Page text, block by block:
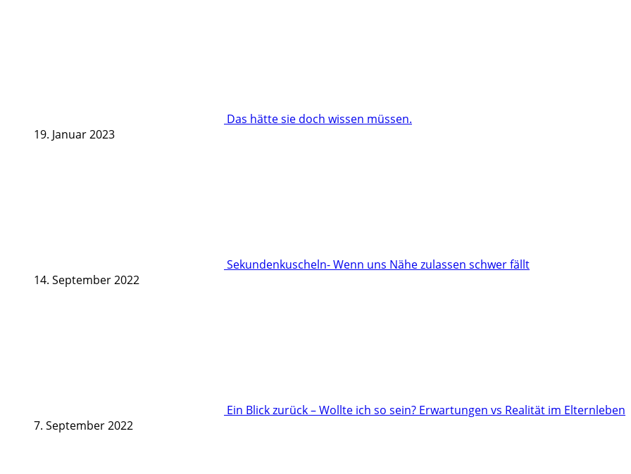
Das hätte sie doch wissen müssen.
19. Januar 2023
Sekundenkuscheln- Wenn uns Nähe zulassen schwer fällt
14. September 2022
Ein Blick zurück – Wollte ich so sein? Erwartungen vs Realität im Elternleben
7. September 2022